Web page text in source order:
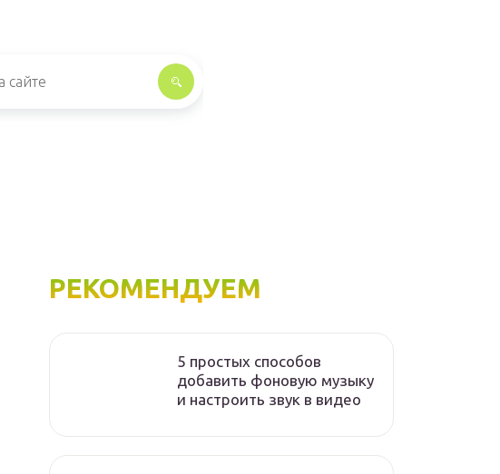
РЕКОМЕНДУЕМ
5 простых способов
добавить фоновую музыку
и настроить звук в видео